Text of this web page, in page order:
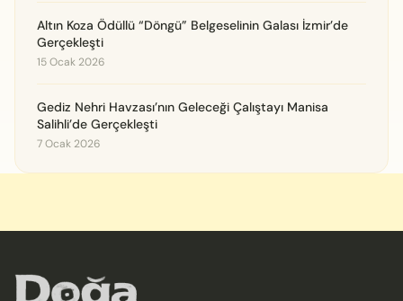
Altın Koza Ödüllü “Döngü” Belgeselinin Galası İzmir’de
Gerçekleşti
15 Ocak 2026
Gediz Nehri Havzası’nın Geleceği Çalıştayı Manisa
Salihli’de Gerçekleşti
7 Ocak 2026